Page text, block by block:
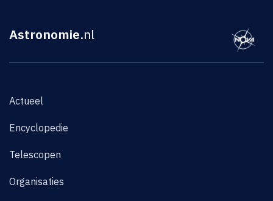
Astronomie.nl
Actueel
Encyclopedie
Telescopen
Organisaties